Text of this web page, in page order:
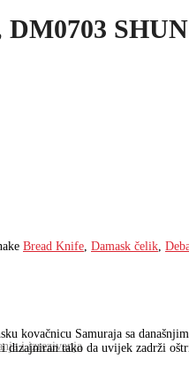
i izrezivanja
Bread Knife Damask čelik
kovačnicu Samuraja sa
tako da uvijek zadrži